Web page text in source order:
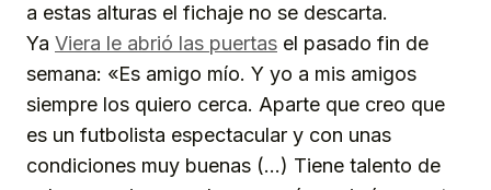
a estas alturas el fichaje no se descarta.
Ya Viera le abrió las puertas el pasado fin de
semana: «Es amigo mío. Y yo a mis amigos
siempre los quiero cerca. Aparte que creo que
es un futbolista espectacular y con unas
condiciones muy buenas (…) Tiene talento de